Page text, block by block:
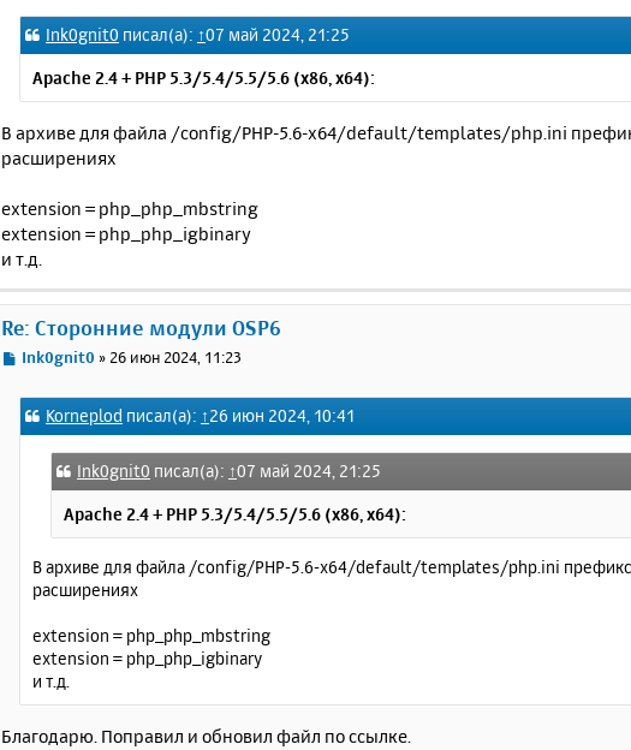
о
б
н
и
Ink0gnit0 писал(а): ↑07 май 2024, 21:25
Apache 2.4 + PHP 5.3/5.4/5.5/5.6 (x86, x64):
В архиве для файла /config/PHP-5.6-x64/default/templates/php.ini
расширениях
extension = php_php_mbstring
extension = php_php_igbinary
и т.д.
Re: Сторонние модули OSP6
С
о
б
Ink0gnit0 » 26 июн 2024, 11:23
Korneplod писал(а): ↑26 июн 2024, 10:41
Ink0gnit0 писал(а): ↑07 май 2024, 21:25
Apache 2.4 + PHP 5.3/5.4/5.5/5.6 (x86, x64):
В архиве для файла /config/PHP-5.6-x64/default/templates/php.ini
расширениях
extension = php_php_mbstring
extension = php_php_igbinary
и т.д.
Благодарю. Поправил и обновил файл по ссылке.